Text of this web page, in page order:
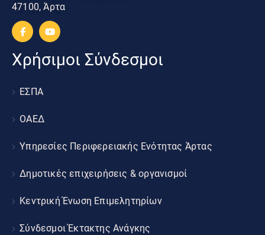
47100, Άρτα
Χρήσιμοι Σύνδεσμοι
ΕΣΠΑ
ΟΑΕΔ
Υπηρεσίες Περιφερειακής Ενότητας Άρτας
Δημοτικές επιχειρήσεις & οργανισμοί
Κεντρική Ένωση Επιμελητηρίων
Σύνδεσμοι Έκτακτης Ανάγκης